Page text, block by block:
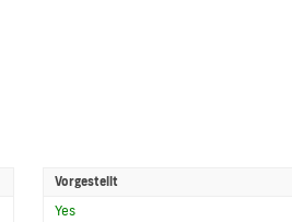
Vorgestellt
Yes